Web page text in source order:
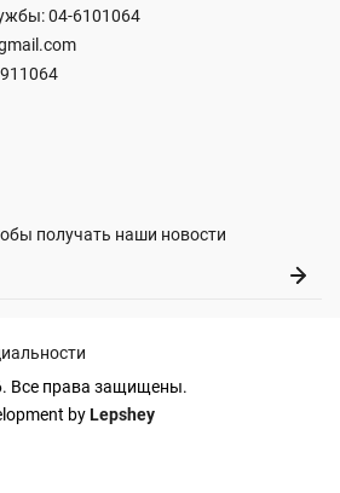
04-6101064
получать наши новости
Все права защищены.
byLepshey